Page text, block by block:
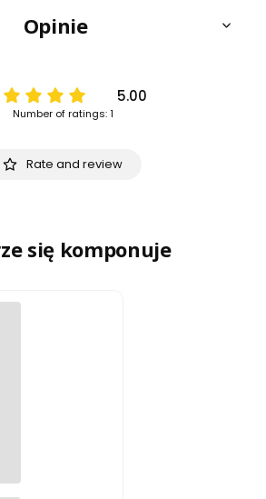
Opinie
5.00
Number of ratings: 1
Rate and review
się komponuje